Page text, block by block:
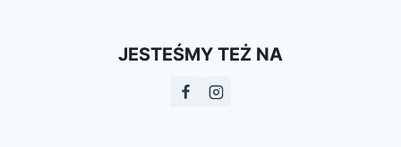
JESTEŚMY TEŻ NA